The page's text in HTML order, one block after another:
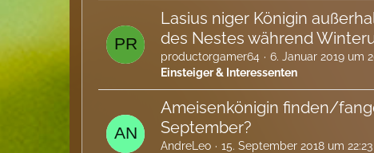
Lasius niger Königin
des Nestes während
productorgamer64
6. Januar 2019 um
Einsteiger & Interessenten
Ameisenkönigin finden/
September?
AndreLeo
15. September 2018 um 22:23